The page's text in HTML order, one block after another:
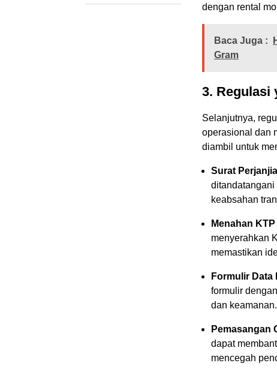
dengan rental
Baca Juga :
Gram
3. Regulasi
Selanjutnya,
operasional dan
diambil untuk
Surat
ditandatangani
keabsahan
Menahan
menyerahkan
memastikan
Formulir Data
formulir
dan keamanan.
Pemasangan
dapat
mencegah